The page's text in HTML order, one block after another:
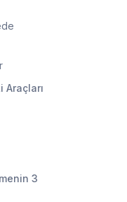
Araçları
3